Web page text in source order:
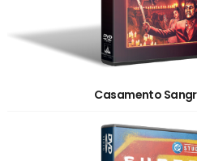
Casamento